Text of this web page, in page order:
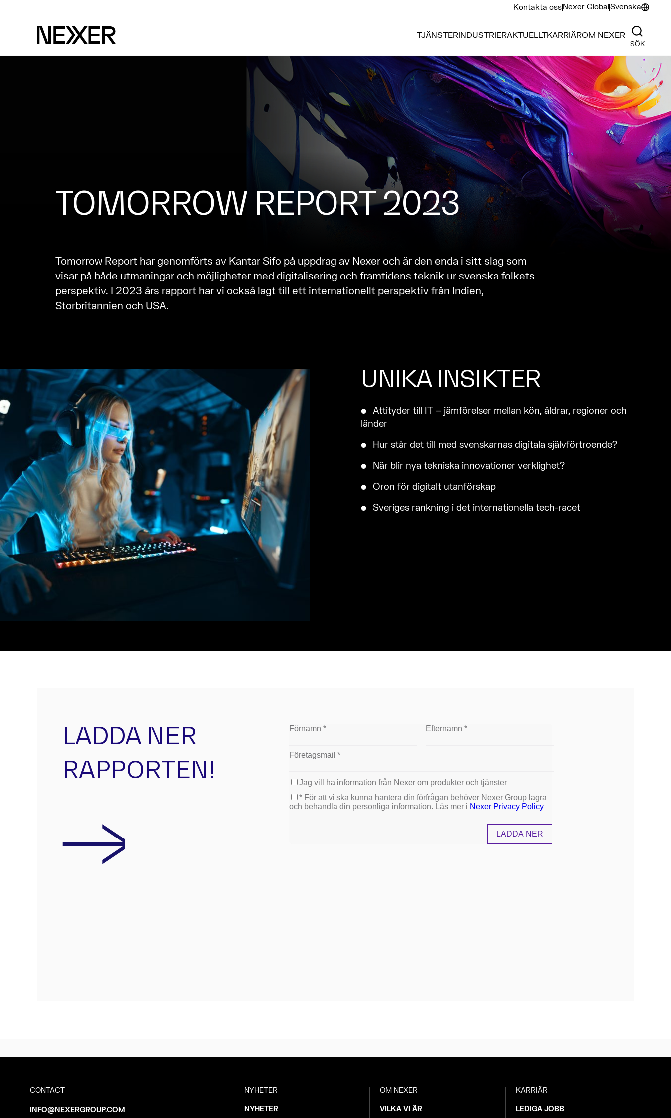
Kontakta ossNexer GlobalSvenska
TJÄNSTERINDUSTRIERAKTUELLTKARRIÄROM NEXER
SÖK
TOMORROW REPORT 2023
Tomorrow Report har genomförts av Kantar Sifo på uppdrag av Nexer och är den enda i sitt slag som
visar på både utmaningar och möjligheter med digitalisering och framtidens teknik ur svenska folkets
perspektiv. I 2023 års rapport har vi också lagt till ett internationellt perspektiv från Indien,
Storbritannien och USA.
UNIKA INSIKTER
Attityder till IT – jämförelser mellan kön, åldrar, regioner och
länder
Hur står det till med svenskarnas digitala självförtroende?
När blir nya tekniska innovationer verklighet?
Oron för digitalt utanförskap
Sveriges rankning i det internationella tech-racet
LADDA NER
RAPPORTEN!
CONTACT
INFO@NEXERGROUP.COM
NYHETER
NYHETER
OM NEXER
VILKA VI ÄR
KARRIÄR
LEDIGA JOBB